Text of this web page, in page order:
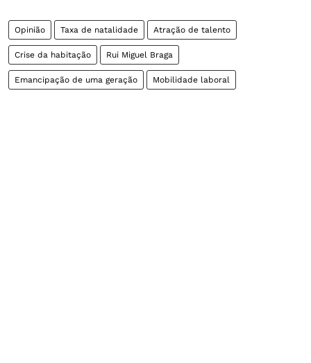
Opinião Taxa de natalidade Atração de talento
Crise da habitação Rui Miguel Braga
Emancipação de uma geração Mobilidade laboral